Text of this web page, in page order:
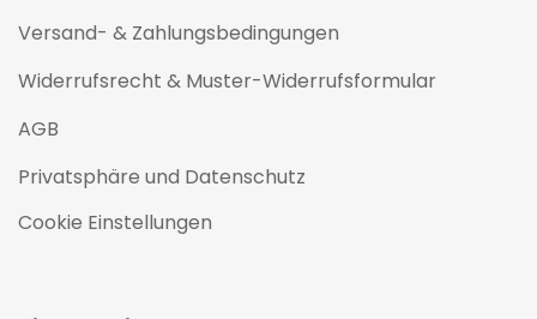
Versand- & Zahlungsbedingungen
Widerrufsrecht & Muster-Widerrufsformular
AGB
Privatsphäre und Datenschutz
Cookie Einstellungen